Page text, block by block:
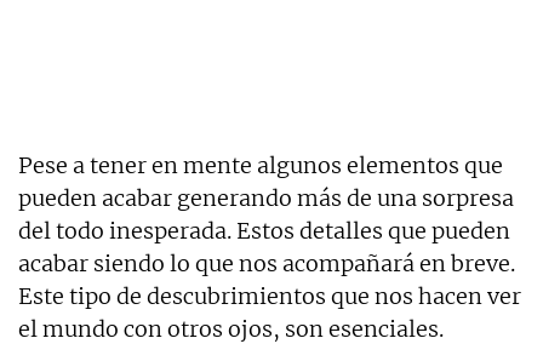
Pese a tener en mente algunos elementos que
pueden acabar generando más de una sorpresa
del todo inesperada. Estos detalles que pueden
acabar siendo lo que nos acompañará en breve.
Este tipo de descubrimientos que nos hacen ver
el mundo con otros ojos, son esenciales.